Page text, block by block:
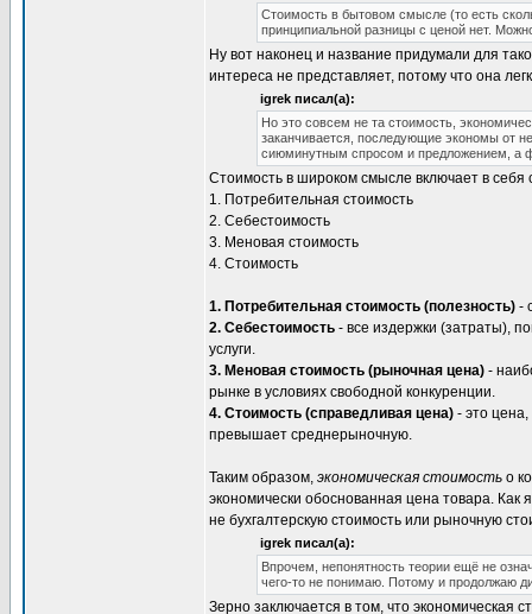
Стоимость в бытовом смысле (то есть
принципиальной разницы с ценой нет.
Ну вот наконец и название придумали для
интереса не представляет, потому что она
igrek писал(а):
Но это совсем не та стоимость,
заканчивается, последующие экономы от
сиюминутным спросом и предложением, а
Стоимость в широком смысле включает в
1. Потребительная стоимость
2. Себестоимость
3. Меновая стоимость
4. Стоимость
1. Потребительная стоимость (полезность) -
2. Себестоимость - все издержки (затраты),
услуги.
3. Меновая стоимость (рыночная цена) -
рынке в условиях свободной конкуренции.
4. Стоимость (справедливая цена) - это
превышает среднерыночную.
Таким образом, экономическая стоимость о
экономически обоснованная цена товара.
не бухгалтерскую стоимость или рыночную
igrek писал(а):
Впрочем, непонятность теории ещё не
чего-то не понимаю. Потому и продолжаю
Зерно заключается в том, что экономическая